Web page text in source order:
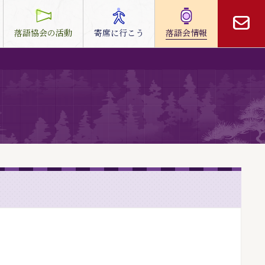
落語協会の活動 寄席に行こう 落語会情報